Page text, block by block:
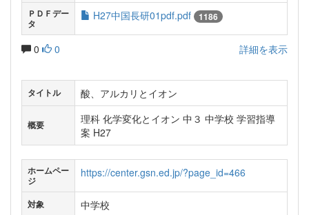
ＰＤＦデー
タ
H27中国長研01pdf.pdf 1186
0 0 詳細を表示
タイトル 酸、アルカリとイオン
概要
理科 化学変化とイオン 中３ 中学校 学習指導
案 H27
ホームペー
ジ
https://center.gsn.ed.jp/?page_id=466
対象 中学校